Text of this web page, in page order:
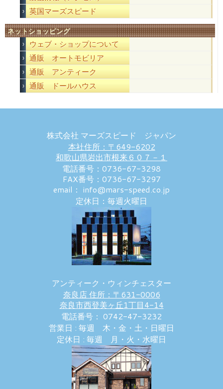
英国マーズスピード
ネットショッピング
ウェブ・ショップについて
通販 オートモビリア
通販 アンティーク
通販 ドールハウス
株式会社 マーズスピード ジャパン
本社住所：〒649-6202
和歌山県岩出市根来６０７－１
電話番号：0736-67-3298
FAX番号：0736-67-3297
email： info@mars-speed.co.jp
定休日：毎週火曜日
アンティーク・ウィンチェスター
奈良店 住所：〒631-0006
奈良市西登美ヶ丘1丁目4-14
電話番号： 0742-47-3232
営業日 : 毎週 木・金・土・日曜日
定休日 : 毎週 月・火・水曜日